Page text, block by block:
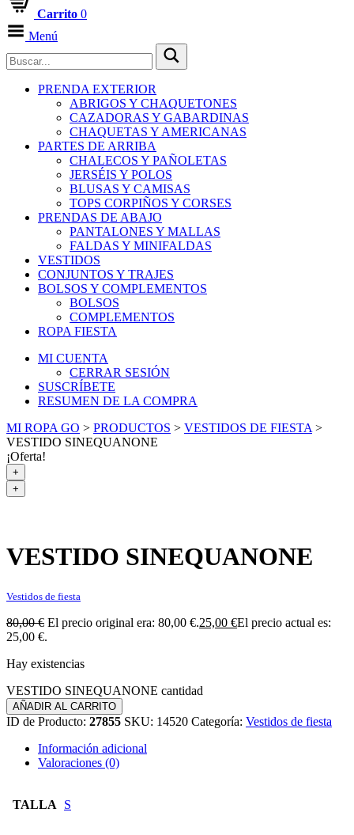
Carrito 0
Menú
PRENDA EXTERIOR
ABRIGOS Y CHAQUETONES
CAZADORAS Y GABARDINAS
CHAQUETAS Y AMERICANAS
PARTES DE ARRIBA
CHALECOS Y PAÑOLETAS
JERSÉIS Y POLOS
BLUSAS Y CAMISAS
TOPS CORPIÑOS Y CORSES
PRENDAS DE ABAJO
PANTALONES Y MALLAS
FALDAS Y MINIFALDAS
VESTIDOS
CONJUNTOS Y TRAJES
BOLSOS Y COMPLEMENTOS
BOLSOS
COMPLEMENTOS
ROPA FIESTA
MI CUENTA
CERRAR SESIÓN
SUSCRÍBETE
RESUMEN DE LA COMPRA
MI ROPA GO > PRODUCTOS > VESTIDOS DE FIESTA >
VESTIDO SINEQUANONE
¡Oferta!
+
+
VESTIDO SINEQUANONE
Vestidos de fiesta
80,00€ El precio original era: 80,00 €.25,00 €El precio actual es:
25,00 €.
Hay existencias
VESTIDO SINEQUANONE cantidad
AÑADIR AL CARRITO
ID de Producto: 27855 SKU: 14520 Categoría: Vestidos de fiesta
Información adicional
Valoraciones (0)
TALLA S